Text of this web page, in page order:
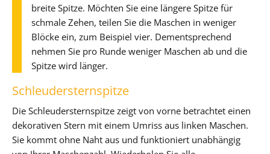
breite Spitze. Möchten Sie eine längere Spitze für
schmale Zehen, teilen Sie die Maschen in weniger
Blöcke ein, zum Beispiel vier. Dementsprechend
nehmen Sie pro Runde weniger Maschen ab und die
Spitze wird länger.
Schleudersternspitze
Die Schleudersternspitze zeigt von vorne betrachtet einen
dekorativen Stern mit einem Umriss aus linken Maschen.
Sie kommt ohne Naht aus und funktioniert unabhängig